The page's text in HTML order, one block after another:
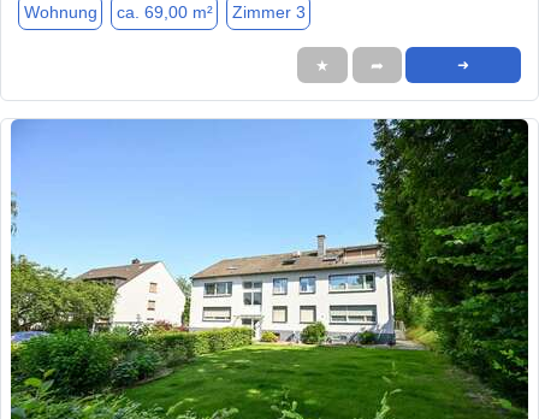
Wohnung ca. 69,00 m² Zimmer 3
★ ➦ ➜